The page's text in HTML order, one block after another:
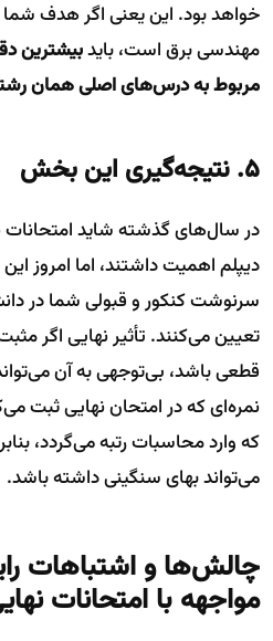
خواهد بود. این یعنی اگر هدف
مهندسی برق است، بایدبیشترین
مربوط به درس‌های اصلی همان
۵. نتیجه‌گیری این بخش
در سال‌های گذشته شاید امتحانات
دیپلم اهمیت داشتند، اما امروز
سرنوشت کنکور و قبولی شما در
تعیین می‌کنند. تأثیر نهایی اگر
قطعی باشد، بی‌توجهی به آن
نمره‌ای که در امتحان نهایی ثبت
که وارد محاسبات رتبه می‌گردد،
می‌تواند بهای سنگینی داشته باشد.
چالش‌ها و اشتباهات
مواجهه با امتحانات